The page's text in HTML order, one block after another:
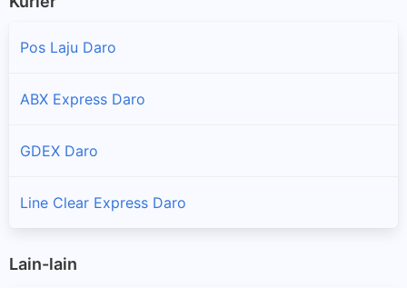
Pos Laju Daro
ABX Express Daro
GDEX Daro
Line Clear Express Daro
Lain-lain